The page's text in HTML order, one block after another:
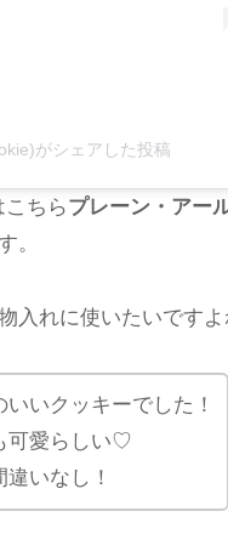
がシェアした投稿
ちらプレーン・アー
。
入れに使いたいですよ
いクッキーでした！
可愛らしい♡
いなし！